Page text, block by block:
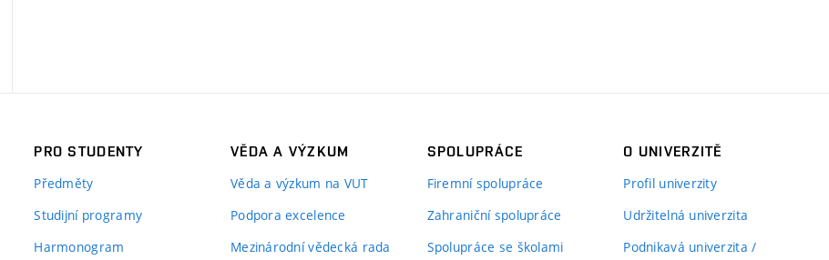
PRO STUDENTY
Předměty
Studijní programy
Harmonogram
VĚDA A VÝZKUM
Věda a výzkum na VUT
Podpora excelence
Mezinárodní vědecká rada
SPOLUPRÁCE
Firemní spolupráce
Zahraniční spolupráce
Spolupráce se školami
O UNIVERZITĚ
Profil univerzity
Udržitelná univerzita
Podnikavá univerzita /